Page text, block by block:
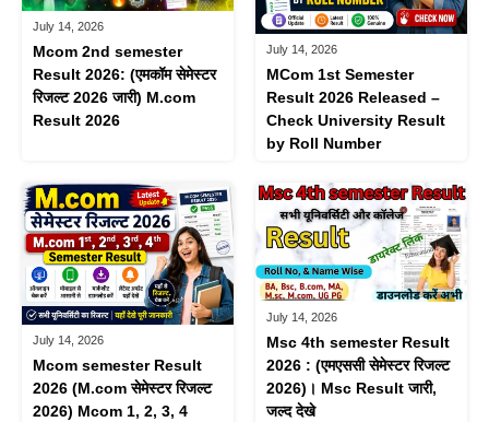
July 14, 2026
Mcom 2nd semester
Result 2026: (एमकॉम ​​सेमेस्टर
रिजल्ट 2026 जारी) M.com
Result 2026
July 14, 2026
MCom 1st Semester
Result 2026 Released –
Check University Result
by Roll Number
July 14, 2026
Mcom semester Result
2026 (M.com सेमेस्टर रिजल्ट
2026) Mcom 1, 2, 3, 4
July 14, 2026
Msc 4th semester Result
2026 : (एमएससी​ सेमेस्टर रिजल्ट
2026)। Msc Result जारी,
जल्द देखे